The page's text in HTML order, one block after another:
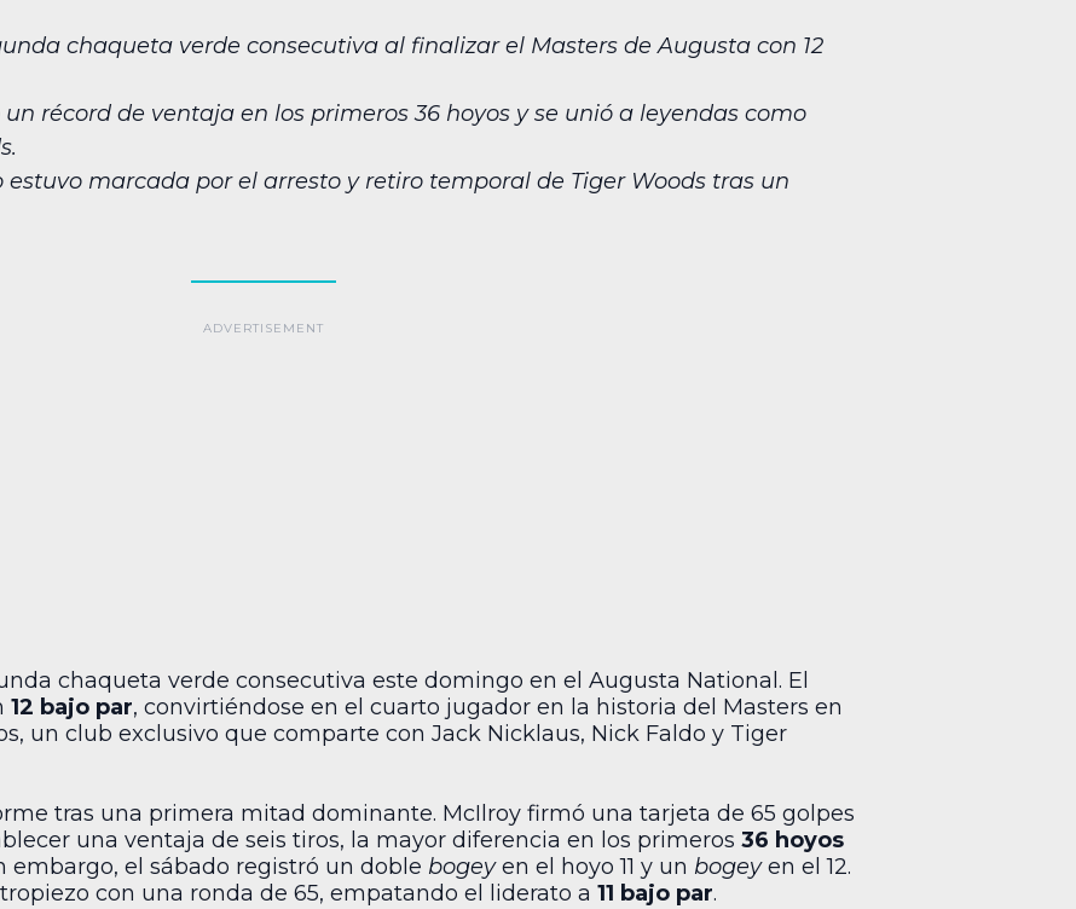
chaqueta verde consecutiva al finalizar el Masters de Augusta con 12
récord de ventaja en los primeros 36 hoyos y se unió a leyendas como
estuvo marcada por el arresto y retiro temporal de Tiger Woods tras un
chaqueta verde consecutiva este domingo en el Augusta National. El
12 bajo par, convirtiéndose en el cuarto jugador en la historia del Masters en
un club exclusivo que comparte con Jack Nicklaus, Nick Faldo y Tiger
tras una primera mitad dominante. McIlroy firmó una tarjeta de 65 golpes
una ventaja de seis tiros, la mayor diferencia en los primeros 36 hoyos
embargo, el sábado registró un doble bogeyen el hoyo 11 y un bogeyen el 12.
con una ronda de 65, empatando el liderato a 11 bajo par.